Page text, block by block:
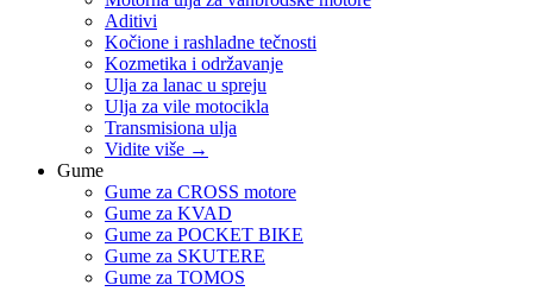
Aditivi
Kočione i rashladne tečnosti
Kozmetika i održavanje
Ulja za lanac u spreju
Ulja za vile motocikla
Transmisiona ulja
Vidite više →
Gume
Gume za CROSS motore
Gume za KVAD
Gume za POCKET BIKE
Gume za SKUTERE
Gume za TOMOS